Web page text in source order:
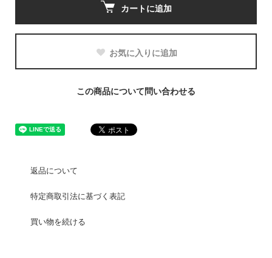
カートに追加
お気に入りに追加
この商品について問い合わせる
返品について
特定商取引法に基づく表記
買い物を続ける